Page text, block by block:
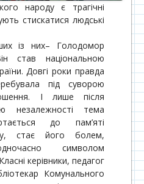
народу є трагічні
стискатися людські
із них– Голодомор
став національною
Довгі роки правда
під суворою
І лише після
незалежності тема
до пам’яті
стає його болем,
символом
керівники, педагог
Комунального